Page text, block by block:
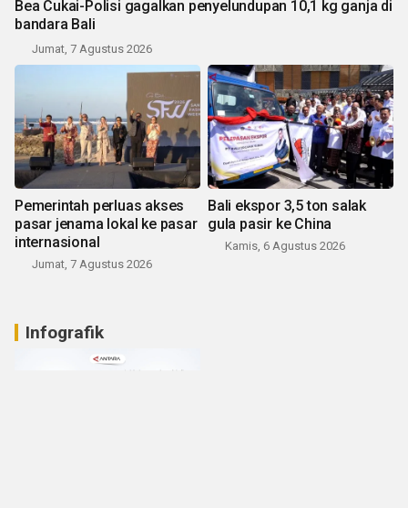
Bea Cukai-Polisi gagalkan penyelundupan 10,1 kg ganja di
bandara Bali
Jumat, 7 Agustus 2026
Pemerintah perluas akses
pasar jenama lokal ke pasar
internasional
Jumat, 7 Agustus 2026
Bali ekspor 3,5 ton salak
gula pasir ke China
Kamis, 6 Agustus 2026
Infografik